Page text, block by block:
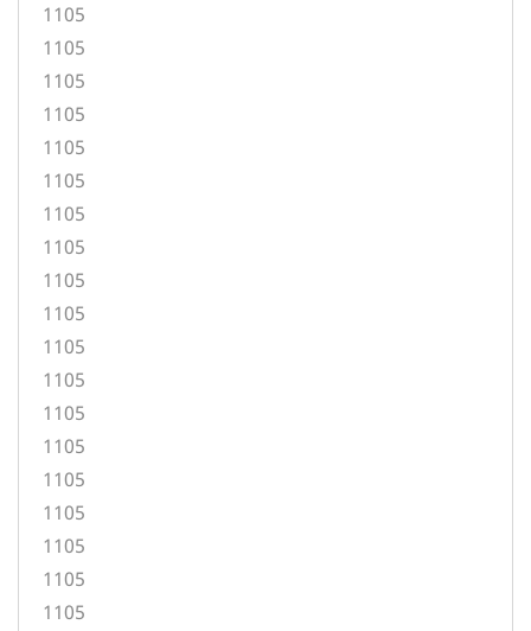
1105
1105
1105
1105
1105
1105
1105
1105
1105
1105
1105
1105
1105
1105
1105
1105
1105
1105
1105